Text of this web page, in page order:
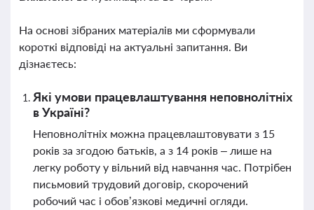
На основі зібраних матеріалів ми сформували
короткі відповіді на актуальні запитання. Ви
дізнаєтесь:
Які умови працевлаштування неповнолітніх
в Україні?
Неповнолітніх можна працевлаштовувати з 15
років за згодою батьків, а з 14 років – лише на
легку роботу у вільний від навчання час. Потрібен
письмовий трудовий договір, скорочений
робочий час і обов’язкові медичні огляди.